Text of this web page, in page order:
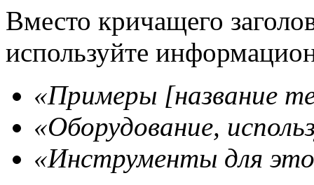
Вместо кричащего
используйте
«Примеры [название
«Оборудование,
«Инструменты для